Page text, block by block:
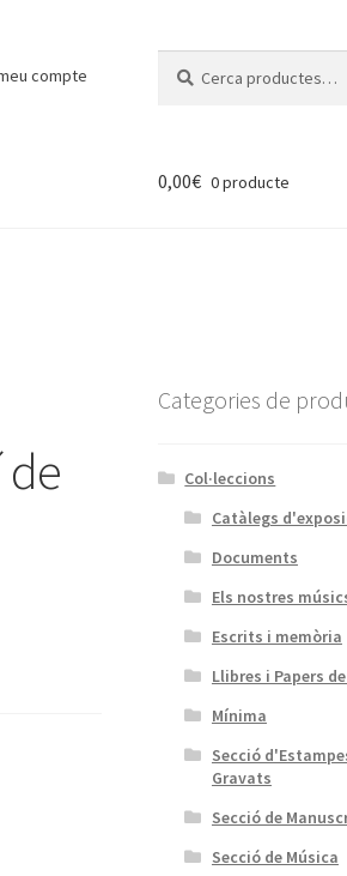
compte
0,00€ 0 producte
de
Categories de
Col·leccions
Catàlegs
Documents
Els nostres
Escrits i memòria
Llibres i Papers
Mínima
Secció
Gravats
Secció de
Secció de Música